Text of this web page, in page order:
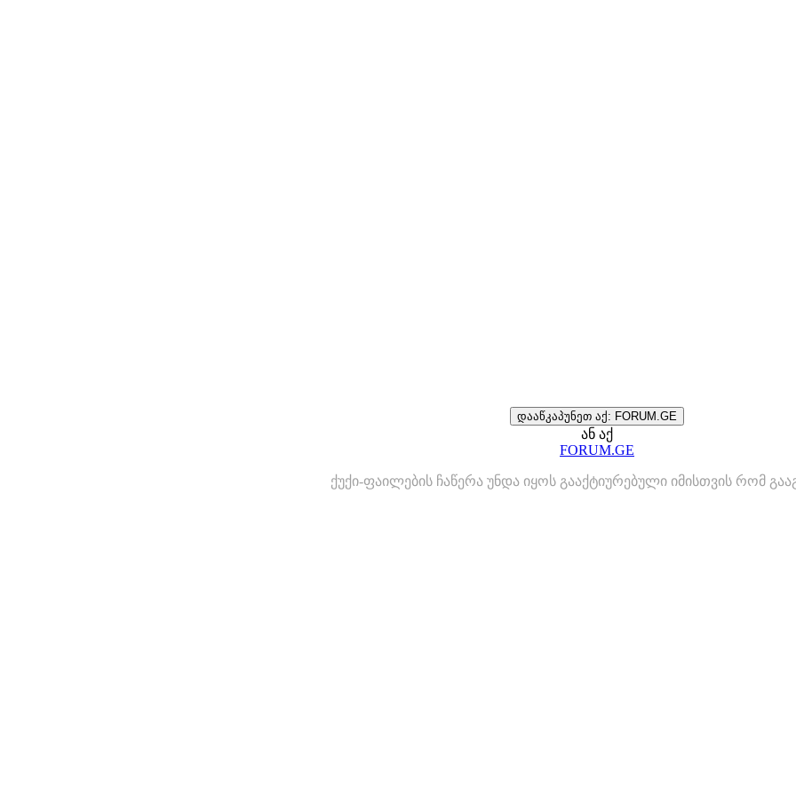
დააწკაპუნეთ აქ: FORUM.GE
ან აქ
FORUM.GE
ქუქი-ფაილების ჩაწერა უნდა იყოს გააქტიურებული იმისთვის რომ